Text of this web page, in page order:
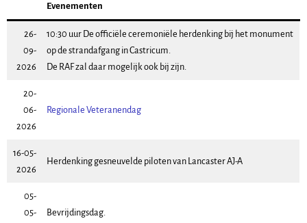
Evenementen
26-
09-
2026
10:30 uur De officiële ceremoniële herdenking bij het monument
op de strandafgang in Castricum.
De RAF zal daar mogelijk ook bij zijn.
20-
06-
2026
Regionale Veteranendag
16-05-
2026
Herdenking gesneuvelde piloten van Lancaster AJ-A
05-
05-
Bevrijdingsdag.